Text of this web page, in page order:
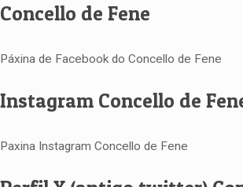
Concello de Fene
Páxina de Facebook do Concello de Fene
Instagram Concello de
Paxina Instagram Concello de Fene